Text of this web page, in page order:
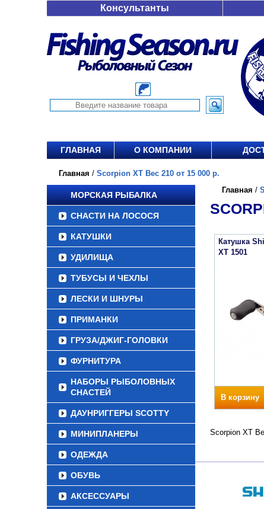
Консультанты
ГЛАВНАЯ О КОМПАНИИ
Главная / Scorpion XT Вес 210 от 15 000 р.
МОРСКАЯ РЫБАЛКА
СНАСТИ НА ЛОСОСЯ
КАТУШКИ
УДИЛИЩА
ТУБУСЫ И ЧЕХЛЫ
ЛЕСКИ И ШНУРЫ
ПРИМАНКИ
ГРУЗА/ДЖИГ-ГОЛОВКИ
ФУРНИТУРА
НАБОРЫ РЫБОЛОВНЫХ
СНАСТЕЙ
ДАУНРИГГЕРЫ SCOTTY
МИНИПЛАНЕРЫ
ОДЕЖДА
ОБУВЬ
АКСЕССУАРЫ
Главная /
Катушка
XT 1501
В корзину
Scorpion XT